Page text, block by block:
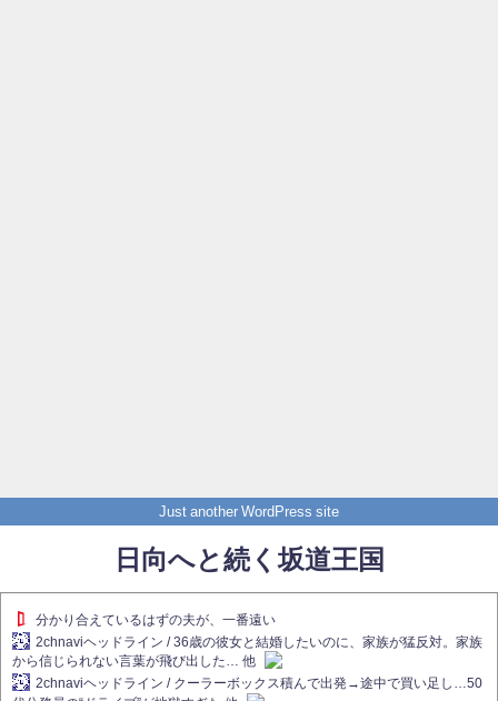
Just another WordPress site
日向へと続く坂道王国
分かり合えているはずの夫が、一番遠い
2chnaviヘッドライン / 36歳の彼女と結婚したいのに、家族が猛反対。家族
から信じられない言葉が飛び出した… 他
2chnaviヘッドライン / クーラーボックス積んで出発→途中で買い足し…50